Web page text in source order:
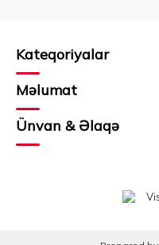
Kateqoriyalar
Məlumat
Ünvan & Əlaqə